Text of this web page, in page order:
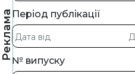
РекламаПеріод публікації
№ випуску